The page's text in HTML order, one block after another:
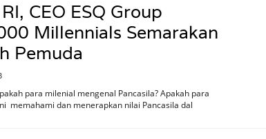
CEO ESQ Group
Millennials Semarakan
Pemuda
para milenial mengenal Pancasila? Apakah para
memahami dan menerapkan nilai Pancasila dal